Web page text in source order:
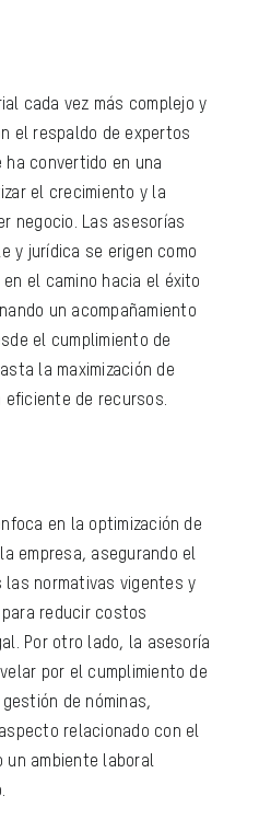
cada vez más complejo y
el respaldo de expertos
convertido en una
el crecimiento y la
negocio. Las asesorías
y jurídica se erigen como
el camino hacia el éxito
un acompañamiento
el cumplimiento de
la maximización de
eficiente de recursos.
en la optimización de
empresa, asegurando el
las normativas vigentes y
reducir costos
Por otro lado, la asesoría
por el cumplimiento de
de nóminas,
relacionado con el
un ambiente laboral